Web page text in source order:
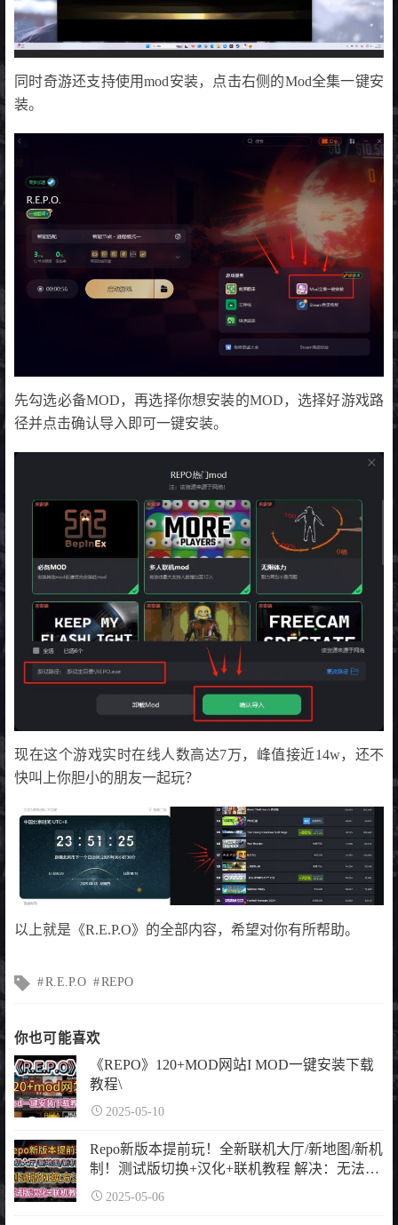
同时奇游还支持使用mod安装，点击右侧的Mod全集一键安
装。
先勾选必备MOD，再选择你想安装的MOD，选择好游戏路
径并点击确认导入即可一键安装。
现在这个游戏实时在线人数高达7万，峰值接近14w，还不
快叫上你胆小的朋友一起玩？
以上就是《R.E.P.O》的全部内容，希望对你有所帮助。
文
签
R.E.P.O REPO
你也可能喜欢
《REPO》120+MOD网站I MOD一键安装下载
教程\
2025-05-10
Repo新版本提前玩！全新联机大厅/新地图/新机
制！测试版切换+汉化+联机教程 解决：无法创
建房间
2025-05-06